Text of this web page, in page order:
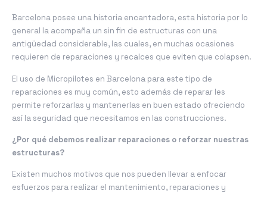
Barcelona posee una historia encantadora, esta historia por lo
general la acompaña un sin fin de estructuras con una
antigüedad considerable, las cuales, en muchas ocasiones
requieren de reparaciones y recalces que eviten que colapsen.
El uso de Micropilotes en Barcelona para este tipo de
reparaciones es muy común, esto además de reparar les
permite reforzarlas y mantenerlas en buen estado ofreciendo
así la seguridad que necesitamos en las construcciones.
¿Por qué debemos realizar reparaciones o reforzar nuestras
estructuras?
Existen muchos motivos que nos pueden llevar a enfocar
esfuerzos para realizar el mantenimiento, reparaciones y